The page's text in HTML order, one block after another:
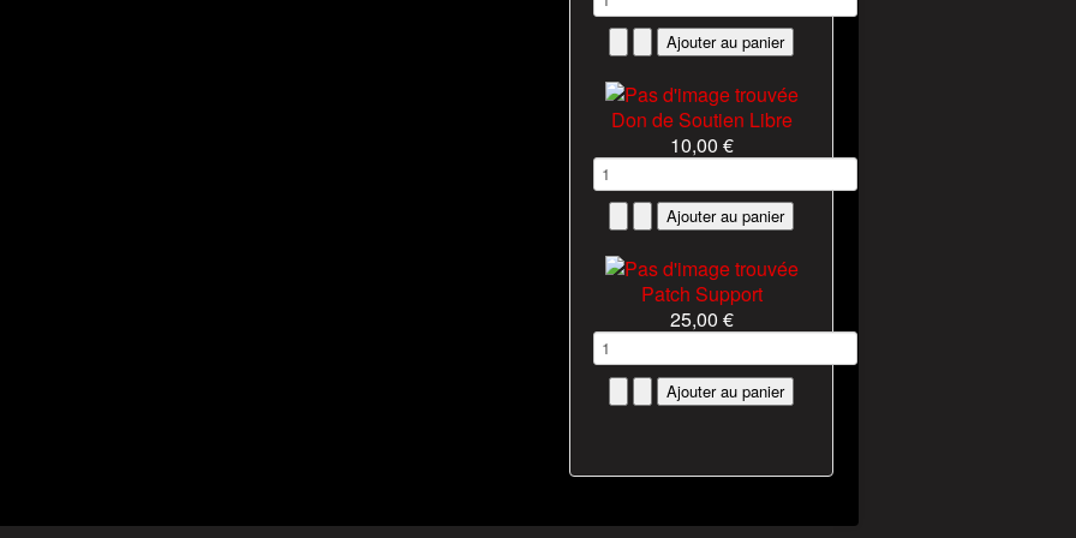
Don de Soutien Libre
10,00 €
Patch Support
25,00 €